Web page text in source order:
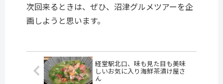
次回来るときは、ぜひ、沼津グルメツアーを企
画しようと思います。
経堂駅北口、味も見た目も美味
しいお気に入り海鮮茶漬け屋さ
ん